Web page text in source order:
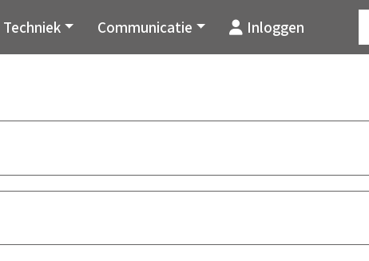
Techniek Communicatie Inloggen